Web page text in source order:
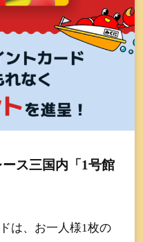
ス三国内「1号館
は、お一人様1枚の